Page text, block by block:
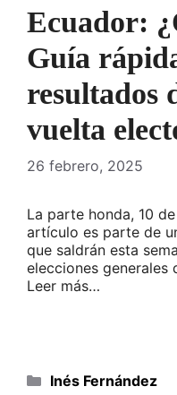
Ecuador:
Guía
resultados
vuelta
26 febrero, 2025
La parte honda, 10
artículo es parte de
que saldrán esta
elecciones generales
Leer más…
Categorías
Inés Fernández